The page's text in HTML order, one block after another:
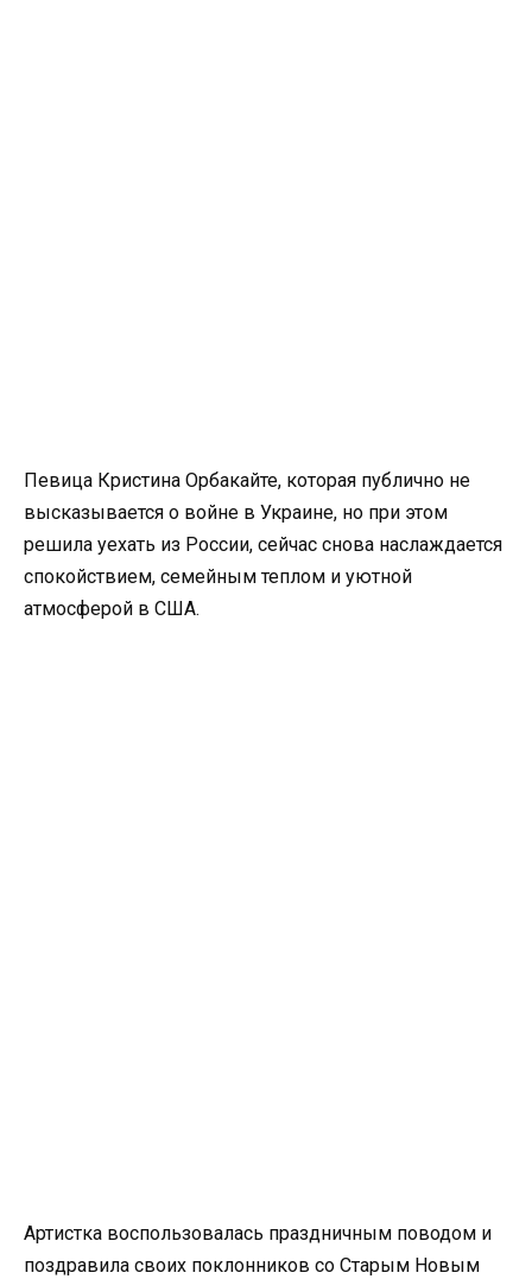
Певица Кристина Орбакайте, которая публично не
высказывается о войне в Украине, но при этом
решила уехать из России, сейчас снова наслаждается
спокойствием, семейным теплом и уютной
атмосферой в США.
Артистка воспользовалась праздничным поводом и
поздравила своих поклонников со Старым Новым